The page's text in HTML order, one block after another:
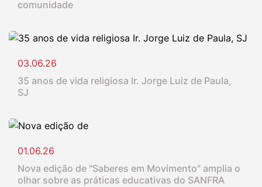
comunidade
03.06.26
35 anos de vida religiosa Ir. Jorge Luiz de Paula,
SJ
01.06.26
Nova edição de "Saberes em Movimento" amplia o
olhar sobre as práticas educativas do SANFRA